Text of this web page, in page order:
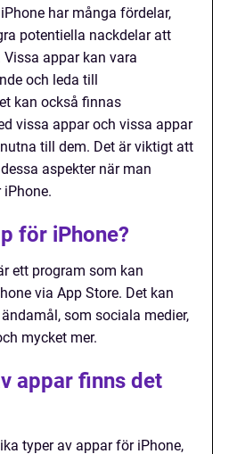
har många fördelar,
potentiella nackdelar att
appar kan vara
och leda till
kan också finnas
vissa appar och vissa appar
till dem. Det är viktigt att
aspekter när man
för iPhone?
ett program som kan
via App Store. Det kan
som sociala medier,
mycket mer.
appar finns det
typer av appar för iPhone,